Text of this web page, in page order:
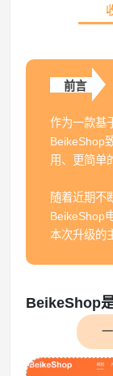
前言
作为一款基
BeikeShop
用、更简单
随着近期不
BeikeShop
本次升级的
BeikeShop是